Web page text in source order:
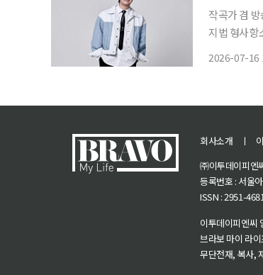
작곡가 겸 방
지법 형사항
2026-07-16
회사소개 ㅣ
㈜이투데이피엔
등록번호 : 서울
ISSN : 2951-
이투데이피엔씨
브라보 마이 라
무단전재, 복사,